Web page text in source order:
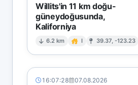
Willits'in 11 km doğu-
güneydoğusunda,
Kaliforniya
6.2 km I 39.37, -123.23
16:07:28 07.08.2026